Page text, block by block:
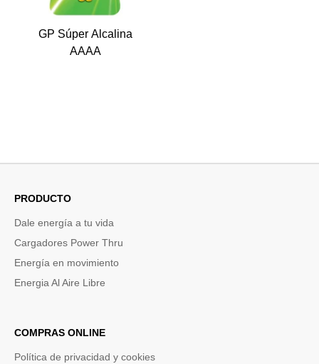
GP Súper Alcalina
AAAA
PRODUCTO
Dale energía a tu vida
Cargadores Power Thru
Energía en movimiento
Energia Al Aire Libre
COMPRAS ONLINE
Política de privacidad y cookies